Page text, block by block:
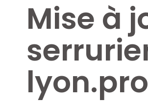
Mise à
lyon.pro